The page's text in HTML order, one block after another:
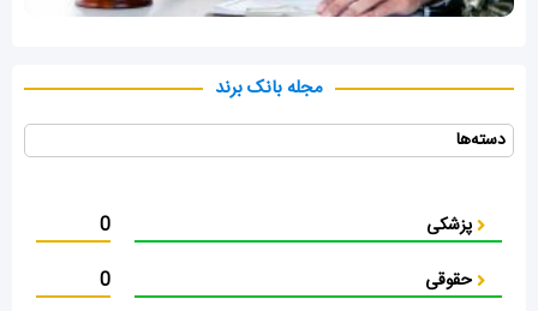
مجله بانک برند
دسته‌ها
پزشکی
حقوقی
0
0